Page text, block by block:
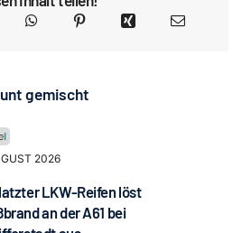
gemischt
2026
LKW-Reifen löst
an der A61 bei